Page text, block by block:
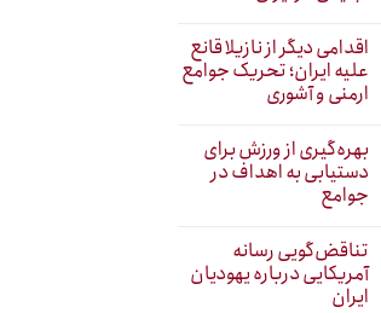
اقدامی دیگر از نازیلا قانع
علیه ایران؛ تحریک جوامع
ارمنی و آشوری
بهره‌گیری از ورزش برای
دستیابی به اهداف در
جوامع
تناقض‌گویی رسانه
آمریکایی درباره یهودیان
ایران